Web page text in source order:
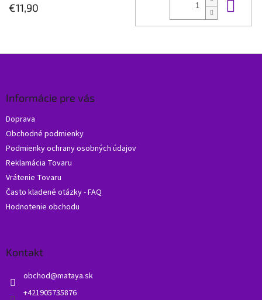
€11,90
Informácie pre vás
Doprava
Obchodné podmienky
Podmienky ochrany osobných údajov
Reklamácia Tovaru
Vrátenie Tovaru
Často kladené otázky - FAQ
Hodnotenie obchodu
Kontakt
obchod@mataya.sk
+421905735876